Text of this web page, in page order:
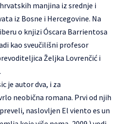
manjina iz srednje i
iz Bosne i Hercegovine. Na
o knjizi Óscara Barrientosa
kao sveučilišni profesor
Željka Lovrenčić i
je autor dva, i za
neobična romana. Prvi od njih
naslovljen El viento es un